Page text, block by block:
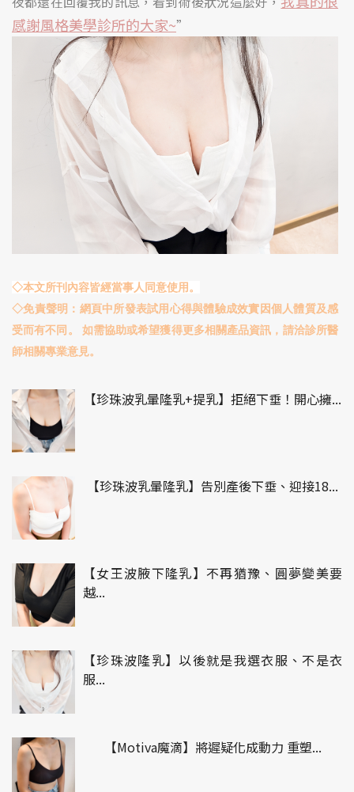
感謝風格美學診所的大家~”
◇本文所刊內容皆經當事人同意使用。
◇免責聲明：網頁中所發表試用心得與體驗成效實因個人體質及感
受而有不同。 如需協助或希望獲得更多相關產品資訊，請洽診所醫
師相關專業意見。
【珍珠波乳暈隆乳+提乳】拒絕下垂！開心擁...
【珍珠波乳暈隆乳】告別產後下垂、迎接18...
【女王波腋下隆乳】不再猶豫、圓夢變美要
越...
【珍珠波隆乳】以後就是我選衣服、不是衣
服...
【Motiva魔滴】將遲疑化成動力 重塑...